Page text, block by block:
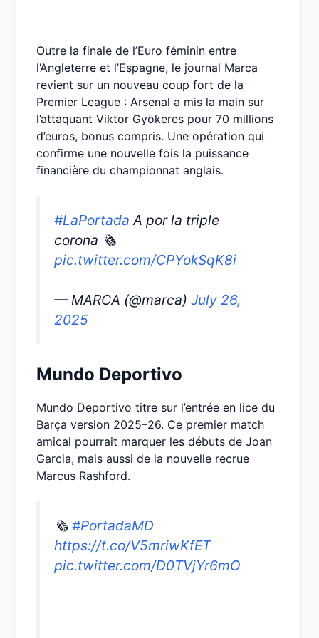
Outre la finale de l’Euro féminin entre
l’Angleterre et l’Espagne, le journal Marca
revient sur un nouveau coup fort de la
Premier League : Arsenal a mis la main sur
l’attaquant Viktor Gyökeres pour 70 millions
d’euros, bonus compris. Une opération qui
confirme une nouvelle fois la puissance
financière du championnat anglais.
#LaPortada A por la triple
corona 🗞️
pic.twitter.com/CPYokSqK8i
— MARCA (@marca) July 26,
2025
Mundo Deportivo
Mundo Deportivo titre sur l’entrée en lice du
Barça version 2025–26. Ce premier match
amical pourrait marquer les débuts de Joan
Garcia, mais aussi de la nouvelle recrue
Marcus Rashford.
🗞️ #PortadaMD
https://t.co/V5mriwKfET
pic.twitter.com/D0TVjYr6mO